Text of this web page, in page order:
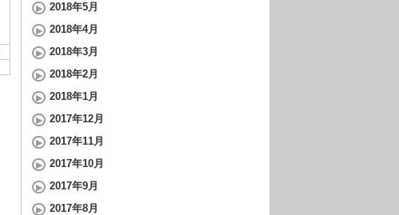
2018年5月
2018年4月
2018年3月
2018年2月
2018年1月
2017年12月
2017年11月
2017年10月
2017年9月
2017年8月